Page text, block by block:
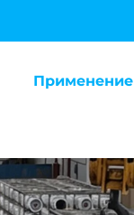
Применение